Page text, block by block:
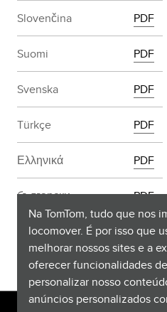
Na TomTom, tudo que nos
locomover. É por isso que
melhorar nossos sites e a
oferecer funcionalidades
personalizar nosso
anúncios personalizados
Slovenčina PDF
Suomi PDF
Svenska PDF
Türkçe PDF
Ελληνικά PDF
български PDF
Русский PDF